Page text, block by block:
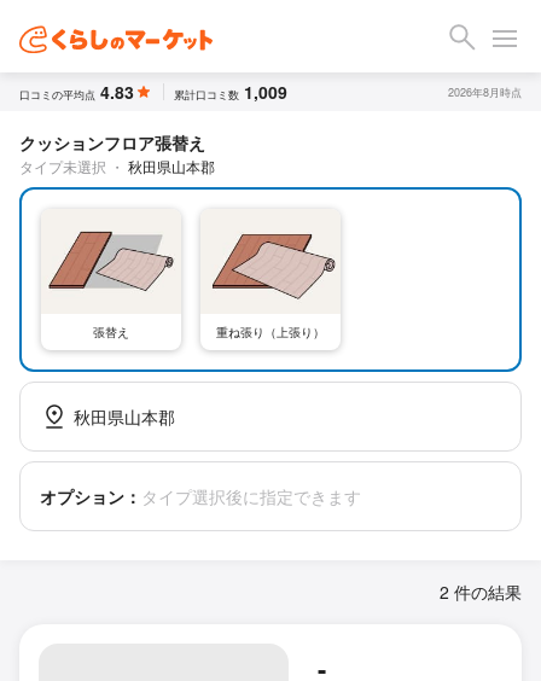
口コミの平均点 4.83 累計口コミ数 1,009 2026年8月時点
クッションフロア張替え
タイプ未選択 ・ 秋田県山本郡
張替え 重ね張り（上張り）
秋田県山本郡
オプション： タイプ選択後に指定できます
2 件の結果
-